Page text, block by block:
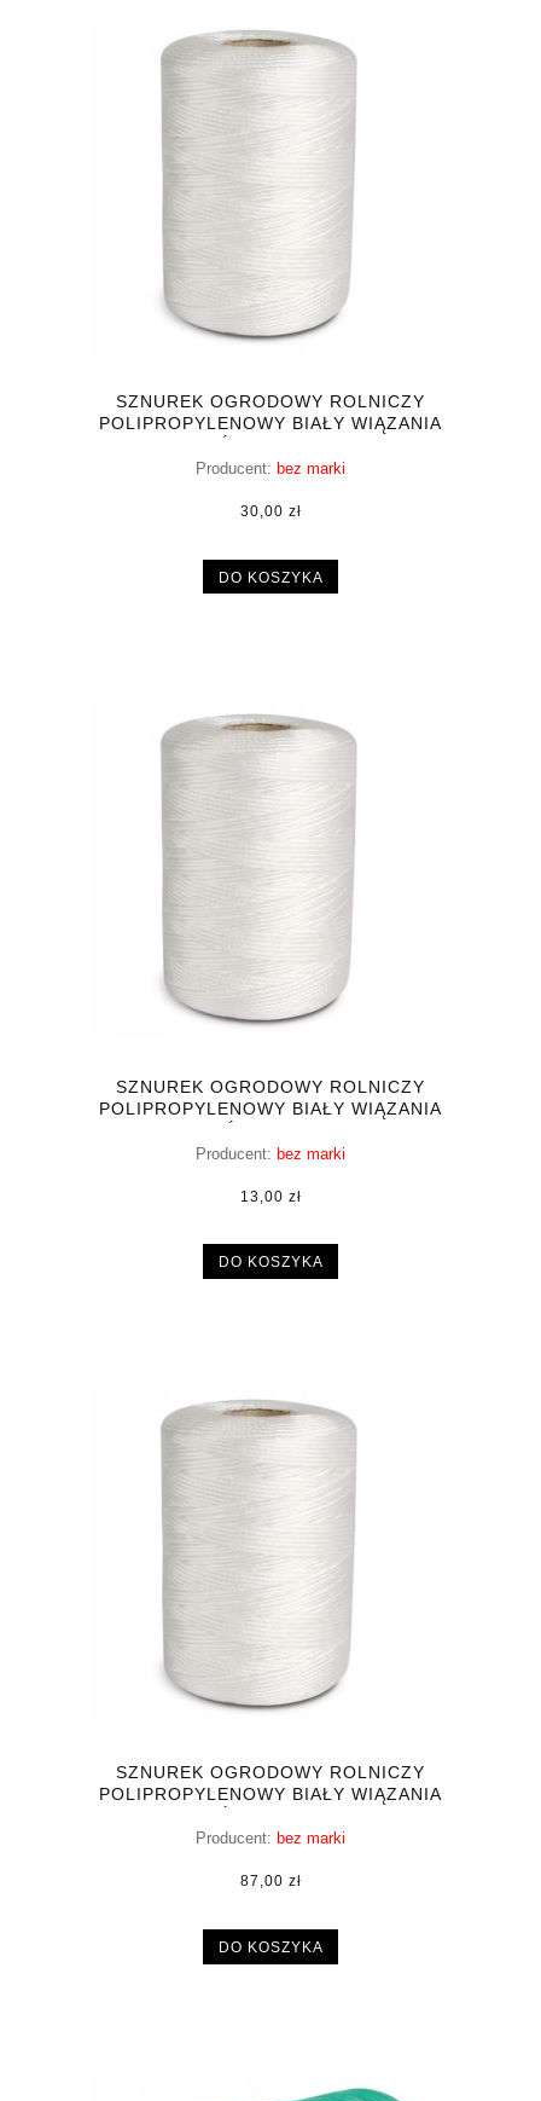
SZNUREK OGRODOWY ROLNICZY
POLIPROPYLENOWY BIAŁY WIĄZANIA
Producent: bez marki
30,00 zł
DO KOSZYKA
SZNUREK OGRODOWY ROLNICZY
POLIPROPYLENOWY BIAŁY WIĄZANIA
Producent: bez marki
13,00 zł
DO KOSZYKA
SZNUREK OGRODOWY ROLNICZY
POLIPROPYLENOWY BIAŁY WIĄZANIA
Producent: bez marki
87,00 zł
DO KOSZYKA